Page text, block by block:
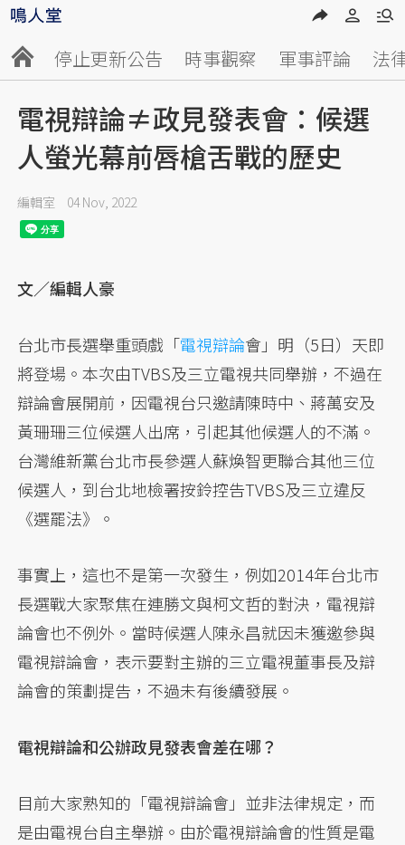
停止更新公告 時事觀察 軍事評論 法
電視辯論≠政見發表會：候選
人螢光幕前唇槍舌戰的歷史
編輯室 04 Nov, 2022
文／編輯人豪
台北市長選舉重頭戲「電視辯論會」明（5日）天即
將登場。本次由TVBS及三立電視共同舉辦，不過在
辯論會展開前，因電視台只邀請陳時中、蔣萬安及
黃珊珊三位候選人出席，引起其他候選人的不滿。
台灣維新黨台北市長參選人蘇煥智更聯合其他三位
候選人，到台北地檢署按鈴控告TVBS及三立違反
《選罷法》。
事實上，這也不是第一次發生，例如2014年台北市
長選戰大家聚焦在連勝文與柯文哲的對決，電視辯
論會也不例外。當時候選人陳永昌就因未獲邀參與
電視辯論會，表示要對主辦的三立電視董事長及辯
論會的策劃提告，不過未有後續發展。
電視辯論和公辦政見發表會差在哪？
目前大家熟知的「電視辯論會」並非法律規定，而
是由電視台自主舉辦。由於電視辯論會的性質是電